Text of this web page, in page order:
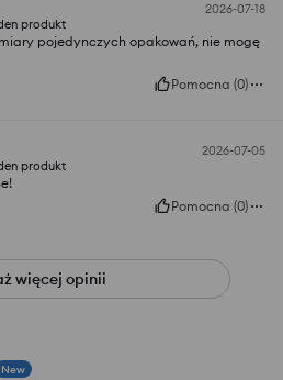
2026-07-18
produkt
pojedynczych opakowań, nie mogę
Pomocna (0)
2026-07-05
produkt
Pomocna (0)
więcej opinii
New